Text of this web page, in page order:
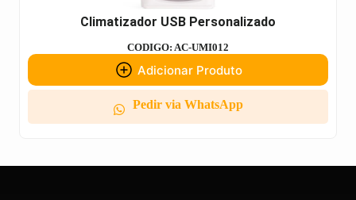
Climatizador USB Personalizado
CODIGO: AC-UMI012
Adicionar Produto
Pedir via WhatsApp